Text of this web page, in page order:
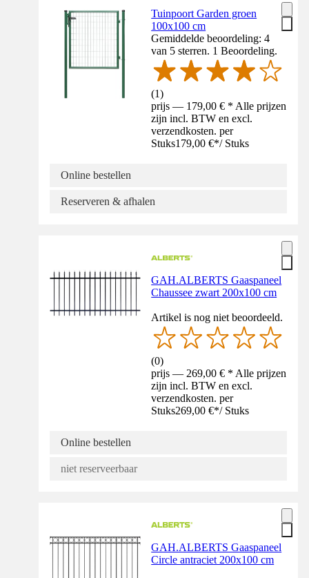
Tuinpoort Garden groen
100x100 cm
Gemiddelde beoordeling: 4
van 5 sterren. 1 Beoordeling.
(1)
prijs — 179,00 € * Alle prijzen
zijn incl. BTW en excl.
verzendkosten. per
Stuks179,00 €*/ Stuks
Online bestellen
Reserveren & afhalen
GAH.ALBERTS Gaaspaneel
Chaussee zwart 200x100 cm
Artikel is nog niet beoordeeld.
(0)
prijs — 269,00 € * Alle prijzen
zijn incl. BTW en excl.
verzendkosten. per
Stuks269,00 €*/ Stuks
Online bestellen
niet reserveerbaar
GAH.ALBERTS Gaaspaneel
Circle antraciet 200x100 cm